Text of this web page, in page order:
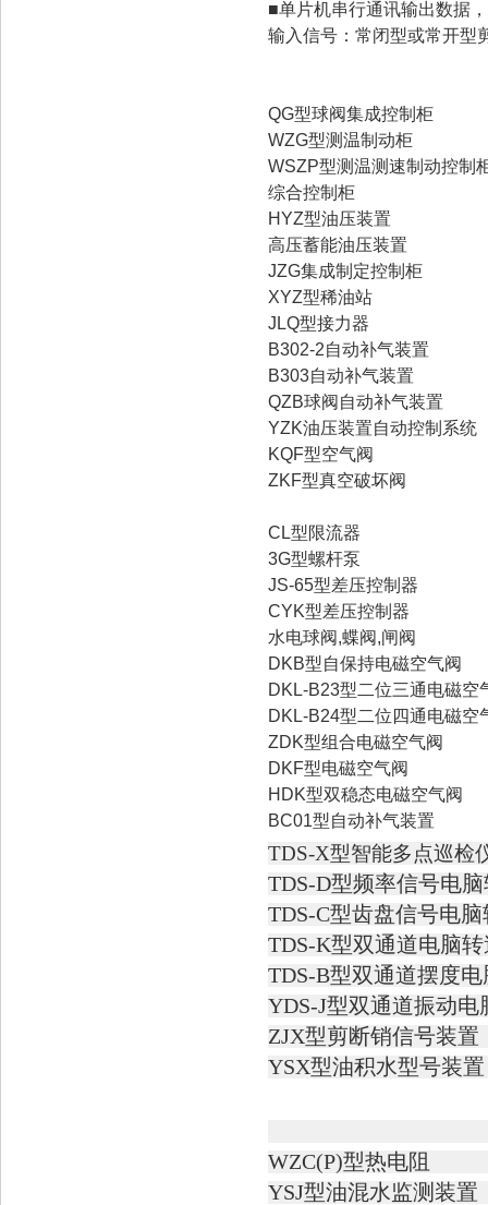
■单片机串行通讯输出数据
输入信号：常闭型或常开型
QG型球阀集成控制柜
WZG型测温制动柜
WSZP型测温测速制动控制
综合控制柜
HYZ型油压装置
高压蓄能油压装置
JZG集成制定控制柜
XYZ型稀油站
JLQ型接力器
B302-2自动补气装置
B303自动补气装置
QZB球阀自动补气装置
YZK油压装置自动控制系统
KQF型空气阀
ZKF型真空破坏阀
CL型限流器
3G型螺杆泵
JS-65型差压控制器
CYK型差压控制器
水电球阀,蝶阀,闸阀
DKB型自保持电磁空气阀
DKL-B23型二位三通电磁空
DKL-B24型二位四通电磁空
ZDK型组合电磁空气阀
DKF型电磁空气阀
HDK型双稳态电磁空气阀
BC01型自动补气装置
TDS-X型智能多点巡检
TDS-D型频率信号电
TDS-C型齿盘信号电
TDS-K型双通道电脑
TDS-B型双通道摆度
YDS-J型双通道振动电
ZJX型剪断销信号装置
YSX型油积水型号装置
WZC(P)型热电阻
YSJ型油混水监测装置